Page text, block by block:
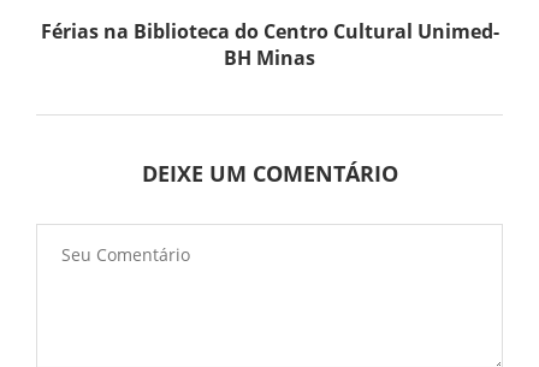
Férias na Biblioteca do Centro Cultural Unimed-
BH Minas
DEIXE UM COMENTÁRIO